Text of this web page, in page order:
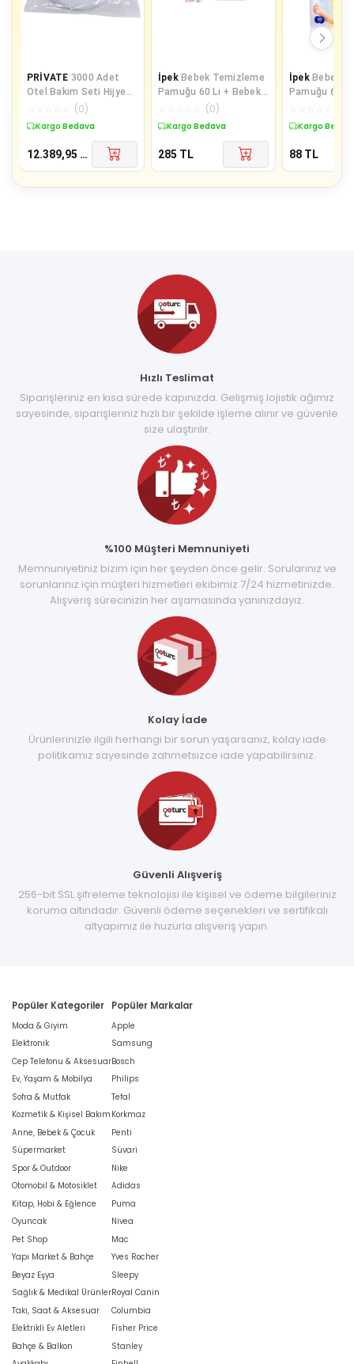
PRİVATE 3000 Adet
Otel Bakım Seti Hijyen
(0)
Kargo Bedava
12.389,95 TL
İpek Bebek Temizleme
Pamuğu 60 Lı + Bebek
Kulak Çöp 60 Lı
(0)
Kargo Bedava
285 TL
İpek Bebek
Pamuğu 60
Kargo
88 TL
Hızlı Teslimat
Siparişleriniz en kısa sürede kapınızda. Gelişmiş lojistik ağımız
sayesinde, siparişleriniz hızlı bir şekilde işleme alınır ve güvenle
size ulaştırılır.
%100 Müşteri Memnuniyeti
Memnuniyetiniz bizim için her şeyden önce gelir. Sorularınız ve
sorunlarınız için müşteri hizmetleri ekibimiz 7/24 hizmetinizde.
Alışveriş sürecinizin her aşamasında yanınızdayız.
Kolay İade
Ürünlerinizle ilgili herhangi bir sorun yaşarsanız, kolay iade
politikamız sayesinde zahmetsizce iade yapabilirsiniz.
Güvenli Alışveriş
256-bit SSL şifreleme teknolojisi ile kişisel ve ödeme bilgileriniz
koruma altındadır. Güvenli ödeme seçenekleri ve sertifikalı
altyapımız ile huzurla alışveriş yapın.
Popüler Kategoriler
Moda & Giyim
Elektronik
Cep Telefonu & Aksesuar
Ev, Yaşam & Mobilya
Sofra & Mutfak
Kozmetik & Kişisel Bakım
Anne, Bebek & Çocuk
Süpermarket
Spor & Outdoor
Otomobil & Motosiklet
Kitap, Hobi & Eğlence
Oyuncak
Pet Shop
Yapı Market & Bahçe
Beyaz Eşya
Sağlık & Medikal Ürünler
Takı, Saat & Aksesuar
Elektrikli Ev Aletleri
Bahçe & Balkon
Popüler Markalar
Apple
Samsung
Bosch
Philips
Tefal
Korkmaz
Penti
Süvari
Nike
Adidas
Puma
Nivea
Mac
Yves Rocher
Sleepy
Royal Canin
Columbia
Fisher Price
Stanley